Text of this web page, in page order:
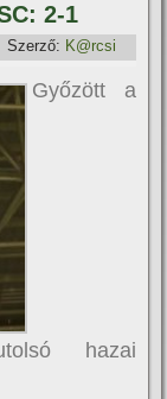
2-1
Szerző: K@rcsi
Győzött a
hazai